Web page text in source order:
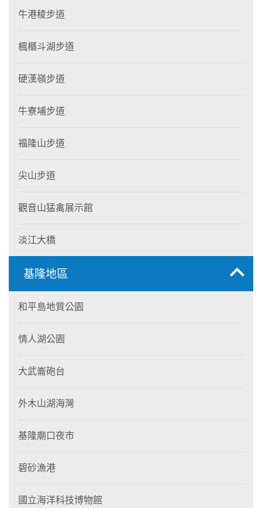
牛港稜步道
楓櫃斗湖步道
硬漢嶺步道
牛寮埔步道
福隆山步道
尖山步道
觀音山猛禽展示館
淡江大橋
基隆地區
和平島地質公園
情人湖公園
大武崙砲台
外木山湖海灣
基隆廟口夜市
碧砂漁港
國立海洋科技博物館